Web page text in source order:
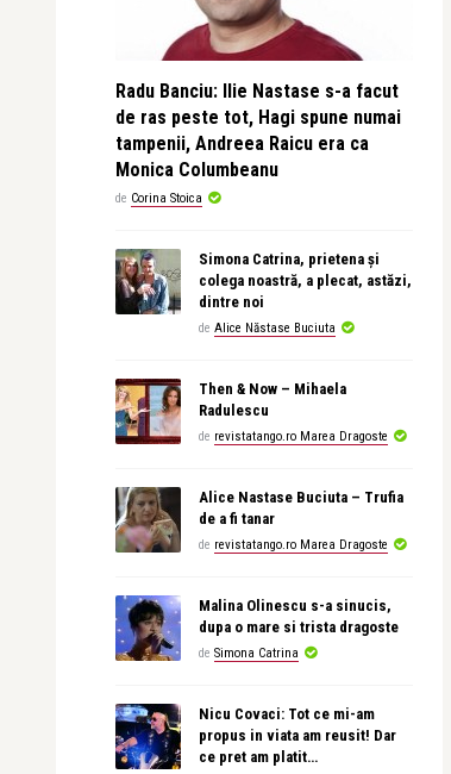
Radu Banciu: Ilie Nastase s-a facut
de ras peste tot, Hagi spune numai
tampenii, Andreea Raicu era ca
Monica Columbeanu
de Corina Stoica
Simona Catrina, prietena și
colega noastră, a plecat, astăzi,
dintre noi
de Alice Năstase Buciuta
Then & Now – Mihaela
Radulescu
de revistatango.ro Marea Dragoste
Alice Nastase Buciuta – Trufia
de a fi tanar
de revistatango.ro Marea Dragoste
Malina Olinescu s-a sinucis,
dupa o mare si trista dragoste
de Simona Catrina
Nicu Covaci: Tot ce mi-am
propus in viata am reusit! Dar
ce pret am platit…